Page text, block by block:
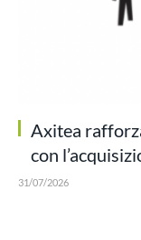
Axitea
con
31/07/2026